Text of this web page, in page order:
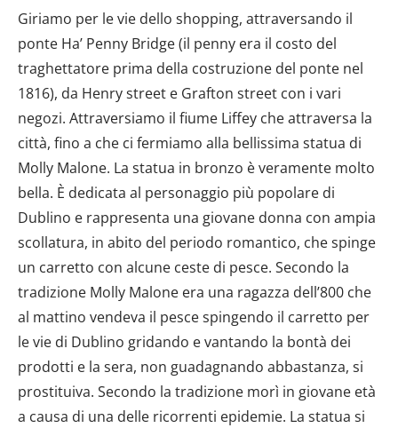
Utilizziamo i cookie per personalizzare contenuti ed
annunci, per fornire funzionalità dei social media e per
analizzare il nostro traffico. Condividiamo inoltre
informazioni sul modo in cui utilizzi il nostro sito con i
nostri partner che si occupano di analisi dei dati web,
pubblicità e social media, i quali potrebbero combinarle
con altre informazioni che hai fornito loro o che hanno
raccolto dal tuo utilizzo dei loro servizi.
Giriamo per le vie dello shopping, attraversando il
ponte Ha’ Penny Bridge (il penny era il costo del
traghettatore prima della costruzione del ponte nel
1816), da Henry street e Grafton street con i vari
negozi. Attraversiamo il fiume Liffey che attraversa la
città, fino a che ci fermiamo alla bellissima statua di
Molly Malone. La statua in bronzo è veramente molto
bella. È dedicata al personaggio più popolare di
Dublino e rappresenta una giovane donna con ampia
scollatura, in abito del periodo romantico, che spinge
un carretto con alcune ceste di pesce. Secondo la
tradizione Molly Malone era una ragazza dell’800 che
al mattino vendeva il pesce spingendo il carretto per
le vie di Dublino gridando e vantando la bontà dei
prodotti e la sera, non guadagnando abbastanza, si
prostituiva. Secondo la tradizione morì in giovane età
a causa di una delle ricorrenti epidemie. La statua si